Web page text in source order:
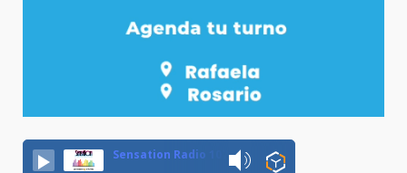
Sensation Radio 107.5 Neuquen